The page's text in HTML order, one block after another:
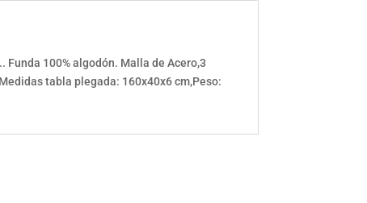
100% algodón. Malla de Acero,3
tabla plegada: 160x40x6 cm,Peso: